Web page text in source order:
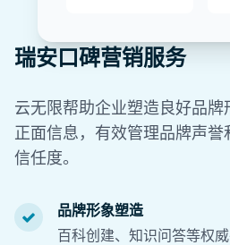
瑞安口碑营销服务
云无限帮助企业塑造良好品
正面信息，有效管理品牌声誉
信任度。
品牌形象塑造
百科创建、知识问答等权